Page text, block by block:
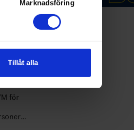
. Du kan ändra
från din enhet
informationen
Marknadsföring
Tillåt alla
för